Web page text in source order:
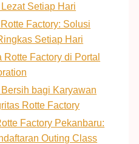
Setiap Hari
Factory: Solusi
Setiap Hari
Factory di Portal
bagi Karyawan
Rotte Factory
Factory Pekanbaru:
Outing Class